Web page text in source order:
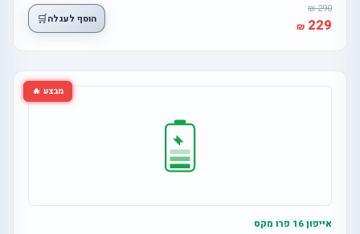
290
229 הוסף לעגלה🛒
מבצע 🔥
אייפון 16 פרו מקס